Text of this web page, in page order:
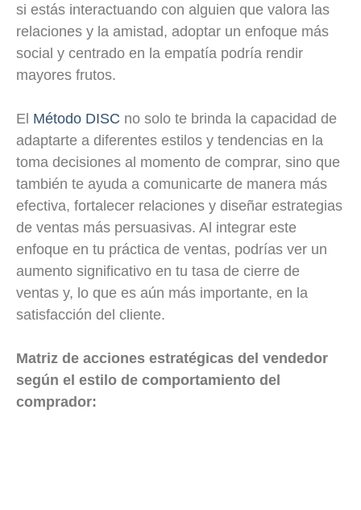
si estás interactuando con alguien que valora las
relaciones y la amistad, adoptar un enfoque más
social y centrado en la empatía podría rendir
mayores frutos.
El Método DISC no solo te brinda la capacidad de
adaptarte a diferentes estilos y tendencias en la
toma decisiones al momento de comprar, sino que
también te ayuda a comunicarte de manera más
efectiva, fortalecer relaciones y diseñar estrategias
de ventas más persuasivas. Al integrar este
enfoque en tu práctica de ventas, podrías ver un
aumento significativo en tu tasa de cierre de
ventas y, lo que es aún más importante, en la
satisfacción del cliente.
Matriz de acciones estratégicas del vendedor
según el estilo de comportamiento del
comprador: